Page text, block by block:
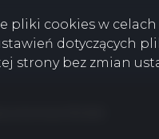
pliki cookies w
dotyczących
strony bez zmian